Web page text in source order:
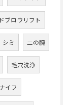
ブロウリフト
シミ 二の腕
毛穴洗浄
イフ